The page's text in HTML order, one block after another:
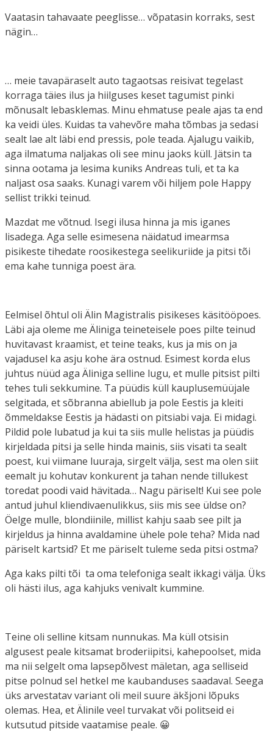
Vaatasin tahavaate peeglisse… võpatasin korraks, sest
nägin…
… meie tavapäraselt auto tagaotsas reisivat tegelast
korraga täies ilus ja hiilguses keset tagumist pinki
mõnusalt lebasklemas. Minu ehmatuse peale ajas ta end
ka veidi üles. Kuidas ta vahevõre maha tõmbas ja sedasi
sealt lae alt läbi end pressis, pole teada. Ajalugu vaikib,
aga ilmatuma naljakas oli see minu jaoks küll. Jätsin ta
sinna ootama ja lesima kuniks Andreas tuli, et ta ka
naljast osa saaks. Kunagi varem või hiljem pole Happy
sellist trikki teinud.
Mazdat me võtnud. Isegi ilusa hinna ja mis iganes
lisadega. Aga selle esimesena näidatud imearmsa
pisikeste tihedate roosikestega seelikuriide ja pitsi tõi
ema kahe tunniga poest ära.
Eelmisel õhtul oli Älin Magistralis pisikeses käsitööpoes.
Läbi aja oleme me Äliniga teineteisele poes pilte teinud
huvitavast kraamist, et teine teaks, kus ja mis on ja
vajadusel ka asju kohe ära ostnud. Esimest korda elus
juhtus nüüd aga Äliniga selline lugu, et mulle pitsist pilti
tehes tuli sekkumine. Ta püüdis küll kauplusemüüjale
selgitada, et sõbranna abiellub ja pole Eestis ja kleiti
õmmeldakse Eestis ja hädasti on pitsiabi vaja. Ei midagi.
Pildid pole lubatud ja kui ta siis mulle helistas ja püüdis
kirjeldada pitsi ja selle hinda mainis, siis visati ta sealt
poest, kui viimane luuraja, sirgelt välja, sest ma olen siit
eemalt ju kohutav konkurent ja tahan nende tillukest
toredat poodi vaid hävitada… Nagu päriselt! Kui see pole
antud juhul kliendivaenulikkus, siis mis see üldse on?
Öelge mulle, blondiinile, millist kahju saab see pilt ja
kirjeldus ja hinna avaldamine ühele pole teha? Mida nad
päriselt kartsid? Et me päriselt tuleme seda pitsi ostma?
Aga kaks pilti tõi ta oma telefoniga sealt ikkagi välja. Üks
oli hästi ilus, aga kahjuks venivalt kummine.
Teine oli selline kitsam nunnukas. Ma küll otsisin
algusest peale kitsamat broderiipitsi, kahepoolset, mida
ma nii selgelt oma lapsepõlvest mäletan, aga selliseid
pitse polnud sel hetkel me kaubanduses saadaval. Seega
üks arvestatav variant oli meil suure äkšjoni lõpuks
olemas. Hea, et Älinile veel turvakat või politseid ei
kutsutud pitside vaatamise peale. 😀